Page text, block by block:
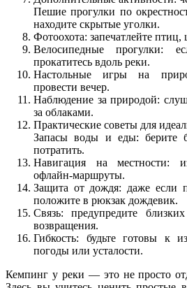
Пешие прогулки по
находите скрытые уголки.
Фотоохота: запечатлейте
Велосипедные прогулки:
прокатитесь вдоль реки.
Настольные игры на
провести вечер.
Наблюдение за природой:
за облаками.
Практические советы для
Запасы воды и еды: берите
потратить.
Навигация на местности:
офлайн‑маршруты.
Защита от дождя: даже если
положите в рюкзак дождевик.
Связь: предупредите
возвращения.
Гибкость: будьте готовы к
погоды или усталости.
Кемпинг у реки — это не просто